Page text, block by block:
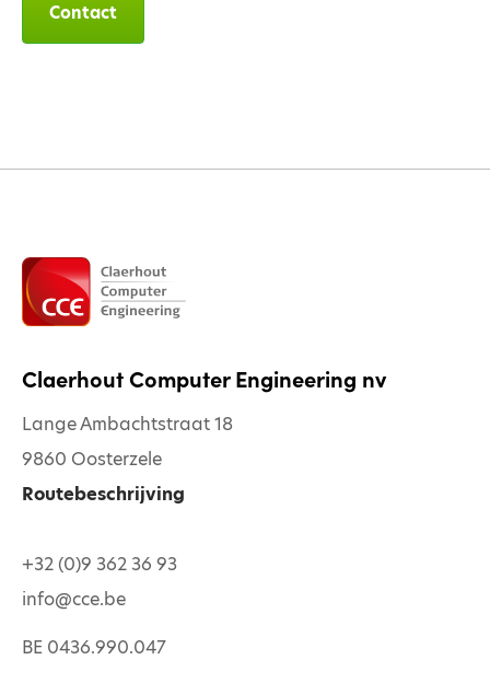
Contact
Claerhout Computer Engineering nv
Lange Ambachtstraat 18
9860 Oosterzele
Routebeschrijving
+32 (0)9 362 36 93
info@cce.be
BE 0436.990.047